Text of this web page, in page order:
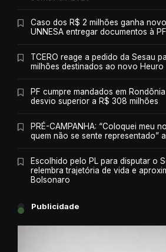
Caso dos R$ 2 milhões ganha
UNNESA entregar documentos à PF
TCERO reage a pedido da Sesau
milhões destinados ao novo Heuro
PF cumpre mandados em
desvio superior a R$ 308 milhões
PRÉ-CAMPANHA: “Coloquei meu
quem não se sente representado”
Escolhido pelo PL para disputar o
relembra trajetória de vida e
Bolsonaro
Publicidade